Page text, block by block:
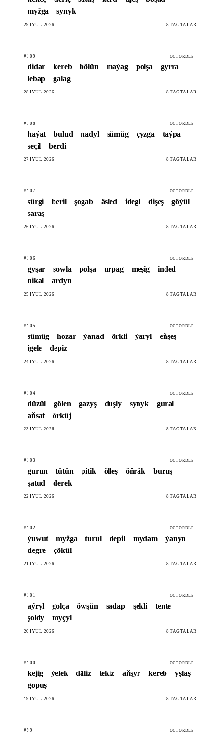
myžga
synyk
29 IÝUL 2026 8 TAGTALAR
#109 OCTORDLE
didar kereb bölün maýag polşa
gyrra
lebap
galag
28 IÝUL 2026 8 TAGTALAR
#108 OCTORDLE
haýat bulud nadyl sümüg çyzga
taýpa
seçil
berdi
27 IÝUL 2026 8 TAGTALAR
#107 OCTORDLE
sürgi beril şogab äsled idegl dişeş
göýül
saraş
26 IÝUL 2026 8 TAGTALAR
#106 OCTORDLE
gyşar şowla polşa urpag meşig
inded
nikal
ardyn
25 IÝUL 2026 8 TAGTALAR
#105 OCTORDLE
sümüg hozar ýanad örkli ýaryl
eňşeş
igele
depiz
24 IÝUL 2026 8 TAGTALAR
#104 OCTORDLE
düzül gölen gazyş duşly synyk
gural
aňsat
örküj
23 IÝUL 2026 8 TAGTALAR
#103 OCTORDLE
gurun tütün pitik ölleş öňräk
buruş
şatud
derek
22 IÝUL 2026 8 TAGTALAR
#102 OCTORDLE
ýuwut myžga turul depil mydam
ýanyn
degre
çökül
21 IÝUL 2026 8 TAGTALAR
#101 OCTORDLE
aýryl golça öwşün sadap şekli
tente
şoldy
myçyl
20 IÝUL 2026 8 TAGTALAR
#100 OCTORDLE
kejig ýelek däliz tekiz aňşyr kereb
yşlaş
gopuş
19 IÝUL 2026 8 TAGTALAR
#99 OCTORDLE